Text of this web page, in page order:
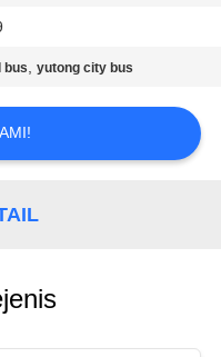
bus,yutong city bus